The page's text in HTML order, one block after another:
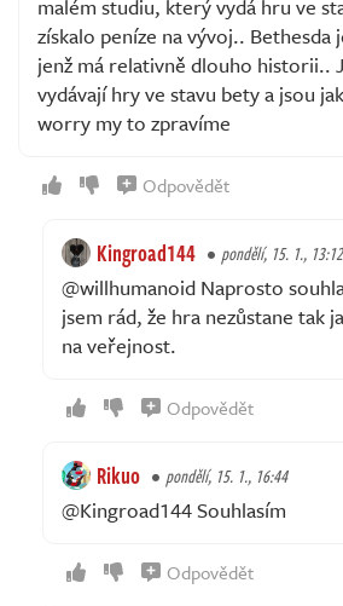
malém studiu, který vydá hru ve
získalo peníze na vývoj.. Bethesda
jenž má relativně dlouho historii..
vydávají hry ve stavu bety a jsou
worry my to zpravíme
Odpovědět
Kingroad144 pondělí, 15. 1., 13:12
@willhumanoid Naprosto
jsem rád, že hra nezůstane tak
na veřejnost.
Odpovědět
Rikuo pondělí, 15. 1., 16:44
@Kingroad144 Souhlasím
Odpovědět